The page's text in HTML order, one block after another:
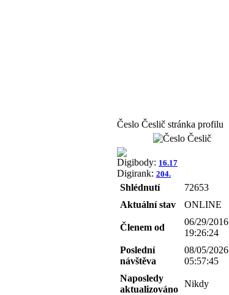
Česlo Česlič stránka profilu
Digibody: 16.17
Digirank: 204.
Shlédnutí
72653
Aktuální stav
ONLINE
Členem od
06/29/2016
19:26:24
Poslední
návštěva
08/05/2026
05:57:45
Naposledy
aktualizováno
Nikdy